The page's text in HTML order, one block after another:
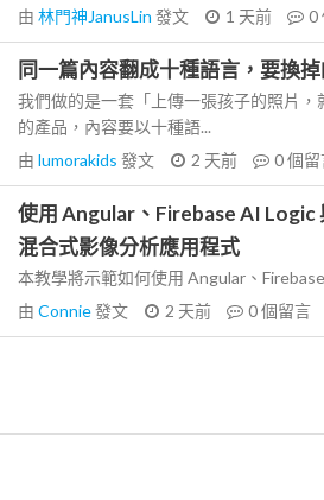
由 林門神JanusLin 發文 1 天前 0
同一篇內容翻成十種語言，要換
我們做的是一套「上傳一張孩子的照片，
的產品，內容要以十種語...
由 lumorakids 發文 2 天前 0個留
使用 Angular、Firebase AI Logic
混合式影像分析應用程式
本教學將示範如何使用 Angular、
由 Connie發文 2 天前 0個留言